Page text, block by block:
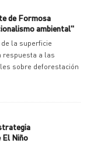
de Formosa
ambiental"
la superficie
respuesta a las
sobre deforestación
Niño